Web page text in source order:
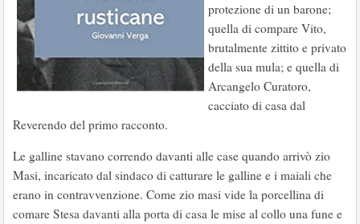
protezione di un barone;
quella di compare Vito,
brutalmente zittito e privato
della sua mula; e quella di
Arcangelo Curatoro,
cacciato di casa dal
Reverendo del primo racconto.
Le galline stavano correndo davanti alle case quando arrivò zio
Masi, incaricato dal sindaco di catturare le galline e i maiali che
erano in contravvenzione. Come zio masi vide la porcellina di
comare Stesa davanti alla porta di casa le mise al collo una fune e